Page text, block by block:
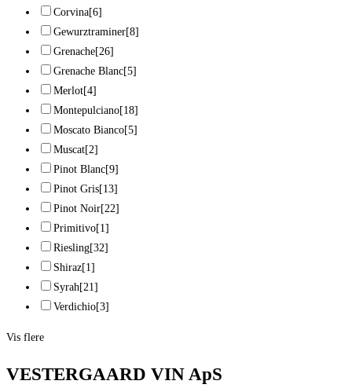
Corvina[6]
Gewurztraminer[8]
Grenache[26]
Grenache Blanc[5]
Merlot[4]
Montepulciano[18]
Moscato Bianco[5]
Muscat[2]
Pinot Blanc[9]
Pinot Gris[13]
Pinot Noir[22]
Primitivo[1]
Riesling[32]
Shiraz[1]
Syrah[21]
Verdichio[3]
Vis flere
VESTERGAARD VIN ApS